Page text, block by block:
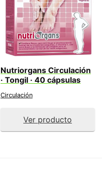
Nutriorgans Circulación
· Tongil · 40 cápsulas
Circulación
Ver producto